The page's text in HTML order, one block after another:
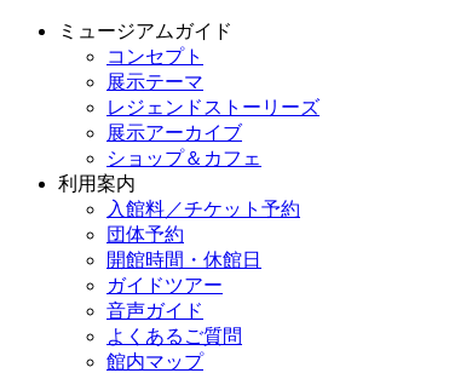
ミュージアムガイド
コンセプト
展示テーマ
レジェンドストーリーズ
展示アーカイブ
ショップ＆カフェ
利用案内
入館料／チケット予約
団体予約
開館時間・休館日
ガイドツアー
音声ガイド
よくあるご質問
館内マップ